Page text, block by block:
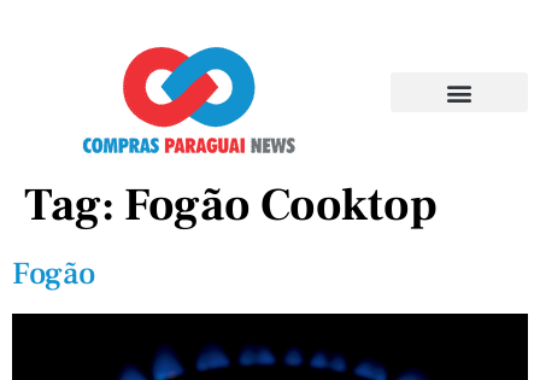
Tag: Fogão Cooktop
Fogão